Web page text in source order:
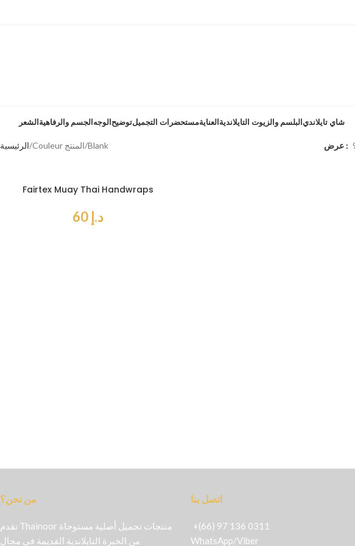
الشعرالجسم والرفاهيةالوجهتوضيحمستحضرات التجميلالعنايةالبلسم والزيوت التايلانديةشاي تايلاندي
الرئيسية Couleur المنتج Blank عرض
Fairtex Muay Thai Handwraps
د.إ
من نحن؟
تقدم Thainoor منتجات تجميل أصلية مستوحاة
من الخبرة التايلاندية القديمة في مجال
اتصل بنا
+(66) 97 136 0311
WhatsApp/Viber